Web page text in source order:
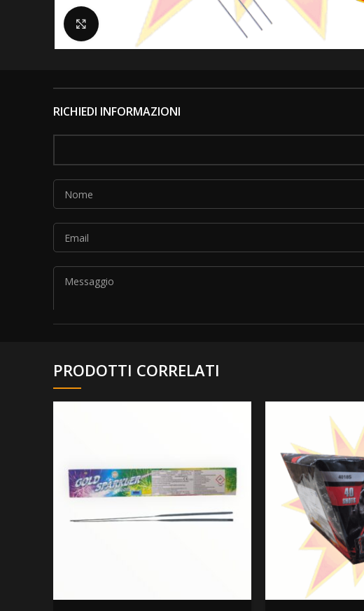
Clicca per ingrandire
RICHIEDI INFORMAZIONI
Autorizzo il trattamento dei dati personali secondo le
PRODOTTI CORRELATI